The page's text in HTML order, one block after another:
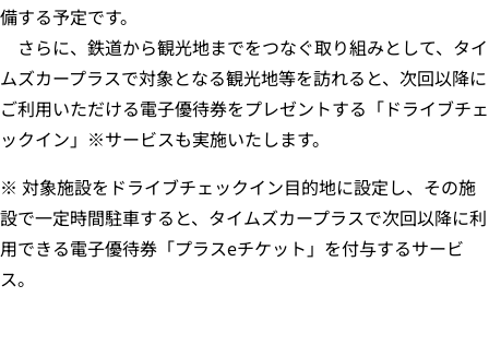
備する予定です。
さらに、鉄道から観光地までをつなぐ取り組みとして、タイ
ムズカープラスで対象となる観光地等を訪れると、次回以降に
ご利用いただける電子優待券をプレゼントする「ドライブチェ
ックイン」※サービスも実施いたします。
※ 対象施設をドライブチェックイン目的地に設定し、その施
設で一定時間駐車すると、タイムズカープラスで次回以降に利
用できる電子優待券「プラスeチケット」を付与するサービ
ス。